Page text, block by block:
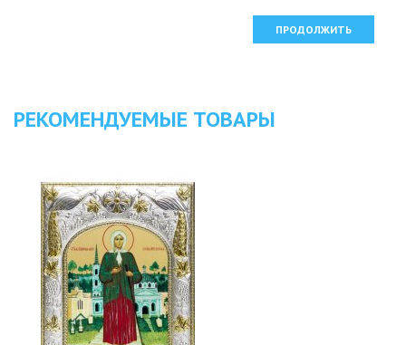
ПРОДОЛЖИТЬ
РЕКОМЕНДУЕМЫЕ ТОВАРЫ